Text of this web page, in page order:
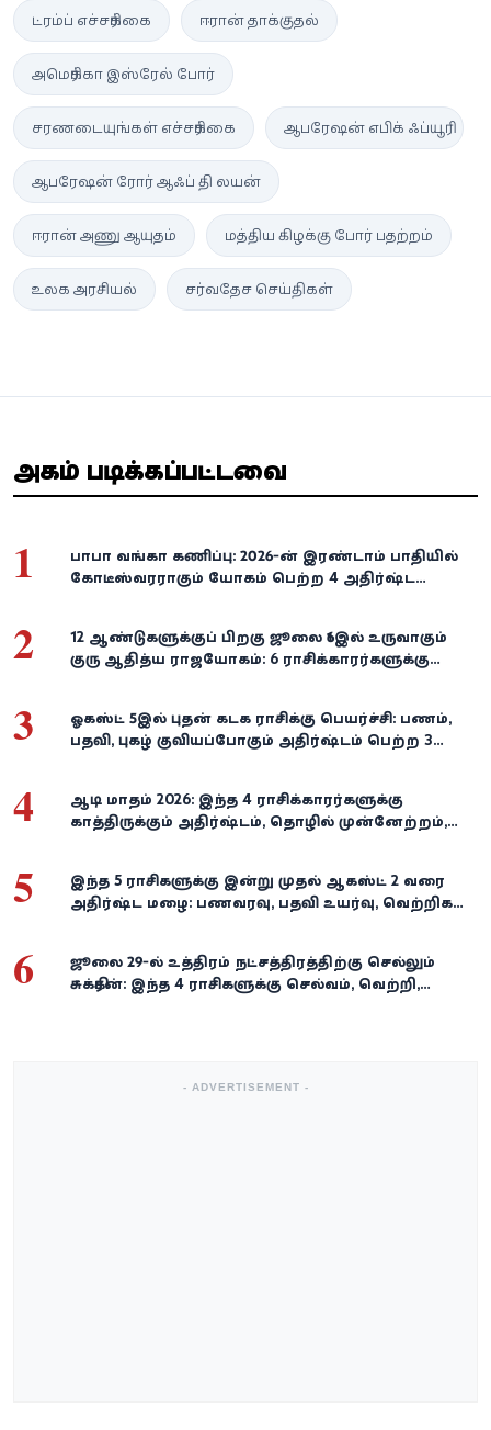
ட்ரம்ப் எச்சரிக்கை ஈரான் தாக்குதல்
அமெரிக்கா இஸ்ரேல் போர்
சரணடையுங்கள் எச்சரிக்கை ஆபரேஷன் எபிக் ஃப்யூரி
ஆபரேஷன் ரோர் ஆஃப் தி லயன்
ஈரான் அணு ஆயுதம் மத்திய கிழக்கு போர் பதற்றம்
உலக அரசியல் சர்வதேச செய்திகள்
அதிகம் படிக்கப்பட்டவை
1
பாபா வங்கா கணிப்பு: 2026-ன் இரண்டாம் பாதியில்
கோடீஸ்வரராகும் யோகம் பெற்ற 4 அதிர்ஷ்ட
2
12 ஆண்டுகளுக்குப் பிறகு ஜூலை 16இல் உருவாகும்
குரு ஆதித்ய ராஜயோகம்: 6 ராசிக்காரர்களுக்கு
3
ஓகஸ்ட் 5இல் புதன் கடக ராசிக்கு பெயர்ச்சி: பணம்,
பதவி, புகழ் குவியப்போகும் அதிர்ஷ்டம் பெற்ற 3
4
ஆடி மாதம் 2026: இந்த 4 ராசிக்காரர்களுக்கு
காத்திருக்கும் அதிர்ஷ்டம், தொழில் முன்னேற்றம்,
5
இந்த 5 ராசிகளுக்கு இன்று முதல் ஆகஸ்ட் 2 வரை
அதிர்ஷ்ட மழை: பணவரவு, பதவி உயர்வு, வெற்றிகள்
6
ஜூலை 29-ல் உத்திரம் நட்சத்திரத்திற்கு செல்லும்
சுக்கிரன்: இந்த 4 ராசிகளுக்கு செல்வம், வெற்றி,
- ADVERTISEMENT -